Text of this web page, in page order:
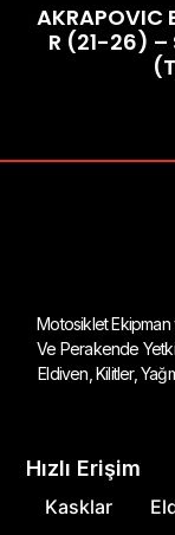
AKRAPOVIC
R (21-26) –
Motosiklet Ekipman
Ve Perakende
Eldiven, Kilitler,
Hızlı Erişim
Kasklar